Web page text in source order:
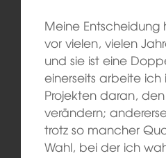
Meine
vor vielen, vielen
und sie ist eine
einerseits arbeite
Projekten daran,
verändern;
trotz so mancher
Wahl, bei der ich